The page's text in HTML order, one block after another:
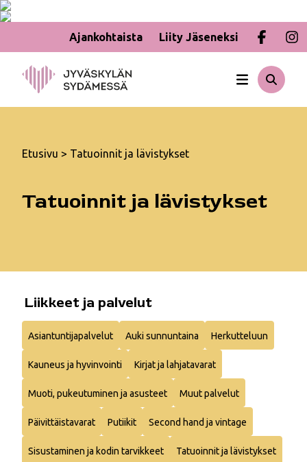
Ajankohtaista
Liity Jäseneksi
sisältöön
Etusivu > Tatuoinnit ja lävistykset
Tatuoinnit ja lävistykset
Liikkeet ja palvelut
Asiantuntijapalvelut Auki sunnuntaina Herkutteluun
Kauneus ja hyvinvointi Kirjat ja lahjatavarat
Muoti, pukeutuminen ja asusteet Muut palvelut
Päivittäistavarat Putiikit Second hand ja vintage
Sisustaminen ja kodin tarvikkeet Tatuoinnit ja lävistykset